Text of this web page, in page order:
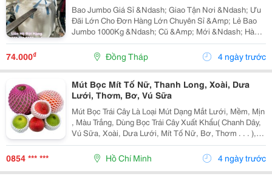
Bao Jumbo Giá Sỉ &Ndash; Giao Tận Nơi &Ndash; Ưu
Đãi Lớn Cho Đơn Hàng Lớn Chuyên Sỉ &Amp; Lẻ Bao
Jumbo 1000Kg &Ndash; Cũ &Amp; Mới &Ndash; Hàng
Có Sẵn Phục Vụ: Nhà Máy Viên Nén | Tro Bay | Lúa Gạo
| Bờ Kè Công Trình Bao Jumbo Chịu Lực Tốt...
74.000₫ Đồng Tháp 4 ngày trước
Mút Bọc Mít Tố Nữ, Thanh Long, Xoài, Dưa
Lưới, Thơm, Bơ, Vú Sữa
Mút Bọc Trái Cây Là Loại Mút Dạng Mắt Lưới, Mềm, Mịn
, Màu Trắng, Dùng Bọc Trái Cây Xuất Khẩu( Chanh Dây,
Vú Sữa, Xoài, Dưa Lưới, Mít Tố Nữ, Bơ, Thơm . . . ),
Đặc Biệt Có Loại Mút Một Đầu Lớn, Một Đầu Nhỏ Bọc
Trái Ổi Đài Loan Ngay Từ Khi Còn Nhỏ .
0854 *** *** Hồ Chí Minh 4 ngày trước